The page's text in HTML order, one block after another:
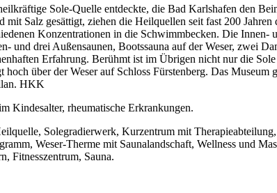
Sole-Quelle entdeckte, die Bad Karlshafen den
Salz gesättigt, ziehen die Heilquellen seit fast 200
Konzentrationen in die Schwimmbecken. Die Innen-
und drei Außensaunen, Bootssauna auf der Weser, zwei
Erfahrung. Berühmt ist im Übrigen nicht nur die
über der Weser auf Schloss Fürstenberg. Das
HKK
Kindesalter, rheumatische Erkrankungen.
Solegradierwerk, Kurzentrum mit
Weser-Therme mit Saunalandschaft, Wellness und
Fitnesszentrum, Sauna.